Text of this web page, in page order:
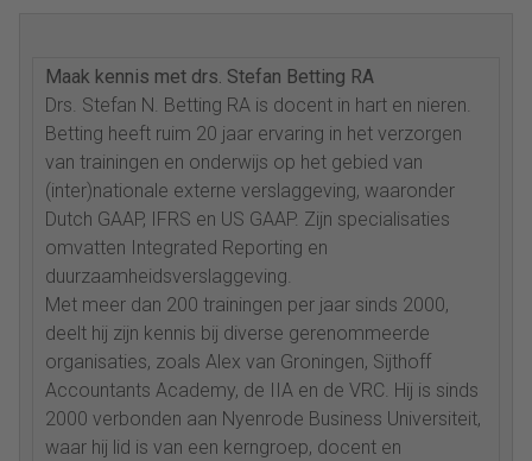
Maak kennis met drs. Stefan Betting RA
Drs. Stefan N. Betting RA is docent in hart en nieren.
Betting heeft ruim 20 jaar ervaring in het verzorgen
van trainingen en onderwijs op het gebied van
(inter)nationale externe verslaggeving, waaronder
Dutch GAAP, IFRS en US GAAP. Zijn specialisaties
omvatten Integrated Reporting en
duurzaamheidsverslaggeving.
Met meer dan 200 trainingen per jaar sinds 2000,
deelt hij zijn kennis bij diverse gerenommeerde
organisaties, zoals Alex van Groningen, Sijthoff
Accountants Academy, de IIA en de VRC. Hij is sinds
2000 verbonden aan Nyenrode Business Universiteit,
waar hij lid is van een kerngroep, docent en